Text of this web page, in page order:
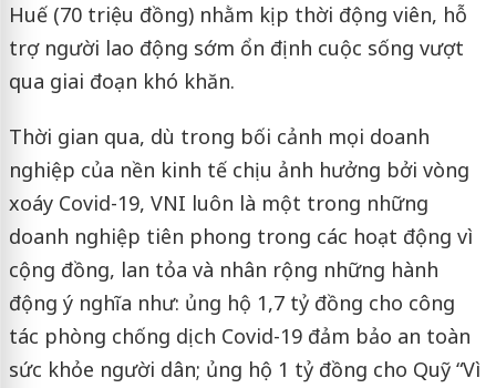
Huế (70 triệu đồng) nhằm kịp thời động viên, hỗ
trợ người lao động sớm ổn định cuộc sống vượt
qua giai đoạn khó khăn.
Thời gian qua, dù trong bối cảnh mọi doanh
nghiệp của nền kinh tế chịu ảnh hưởng bởi vòng
xoáy Covid-19, VNI luôn là một trong những
doanh nghiệp tiên phong trong các hoạt động vì
cộng đồng, lan tỏa và nhân rộng những hành
động ý nghĩa như: ủng hộ 1,7 tỷ đồng cho công
tác phòng chống dịch Covid-19 đảm bảo an toàn
sức khỏe người dân; ủng hộ 1 tỷ đồng cho Quỹ “Vì